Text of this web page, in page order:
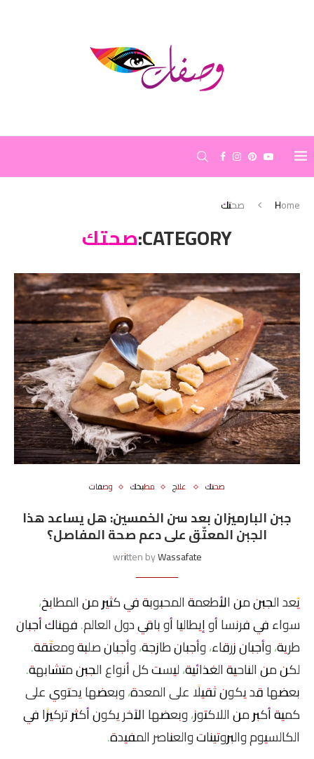
Home صحتك
CATEGORY:صحتك
صحتك علاج مطبخك وصفات
جبن البارميزان بعد سن الخمسين: هل يساعد هذا
الجبن المعتّق على دعم صحة المفاصل؟
written byWassafate
يُعد الجبن من الأطعمة المحبوبة في كثير من المطابخ،
سواء في فرنسا أو إيطاليا أو باقي دول العالم. فهناك أجبان
طرية، وأجبان زرقاء، وأجبان طازجة، وأجبان صلبة ومعتّقة.
لكن من الناحية الغذائية، ليست كل أنواع الجبن متشابهة.
بعضها قد يكون ثقيلًا على المعدة، وبعضها يحتوي على
كمية أكبر من اللاكتوز، وبعضها الآخر يكون أكثر تركيزًا في
الكالسيوم والبروتينات والعناصر المفيدة.